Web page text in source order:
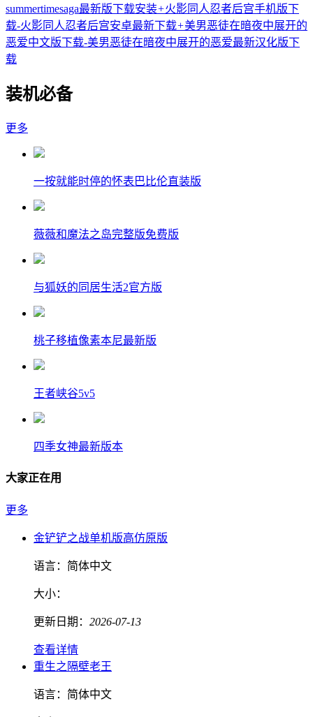
summertimesaga最新版下载安装+火影同人忍者后宫手机版下
载-火影同人忍者后宫安卓最新下载+美男恶徒在暗夜中展开的
恶爱中文版下载-美男恶徒在暗夜中展开的恶爱最新汉化版下
载
装机必备
更多
一按就能时停的怀表巴比伦直装版
薇薇和魔法之岛完整版免费版
与狐妖的同居生活2官方版
桃子移植像素本尼最新版
王者峡谷5v5
四季女神最新版本
大家正在用
更多
金铲铲之战单机版高仿原版
语言： 简体中文
大小：
更新日期： 2026-07-13
查看详情
重生之隔壁老王
语言： 简体中文